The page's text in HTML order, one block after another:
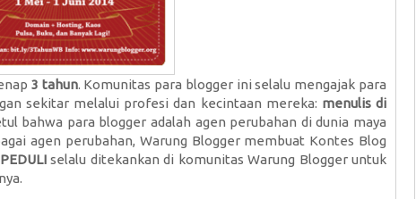
3 tahun. Komunitas para blogger ini selalu mengajak para
sekitar melalui profesi dan kecintaan mereka: menulis di
bahwa para blogger adalah agen perubahan di dunia maya
agen perubahan, Warung Blogger membuat Kontes Blog
PEDULIselalu ditekankan di komunitas Warung Blogger untuk